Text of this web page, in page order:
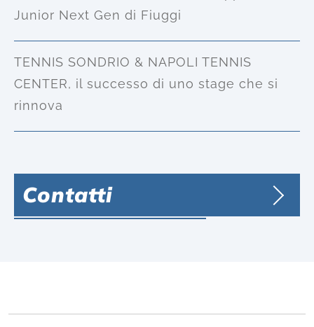
Junior Next Gen di Fiuggi
TENNIS SONDRIO & NAPOLI TENNIS
CENTER, il successo di uno stage che si
rinnova
Contatti